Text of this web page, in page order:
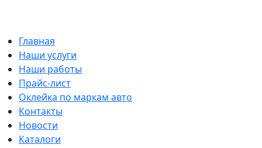
Главная
Наши услуги
Наши работы
Прайс-лист
Оклейка по маркам авто
Контакты
Новости
Каталоги